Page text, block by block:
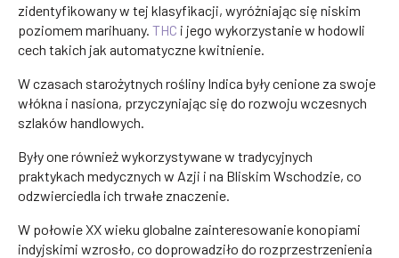
zidentyfikowany w tej klasyfikacji, wyróżniając się niskim
poziomem marihuany. THC i jego wykorzystanie w hodowli
cech takich jak automatyczne kwitnienie.
W czasach starożytnych rośliny Indica były cenione za swoje
włókna i nasiona, przyczyniając się do rozwoju wczesnych
szlaków handlowych.
Były one również wykorzystywane w tradycyjnych
praktykach medycznych w Azji i na Bliskim Wschodzie, co
odzwierciedla ich trwałe znaczenie.
W połowie XX wieku globalne zainteresowanie konopiami
indyjskimi wzrosło, co doprowadziło do rozprzestrzenienia